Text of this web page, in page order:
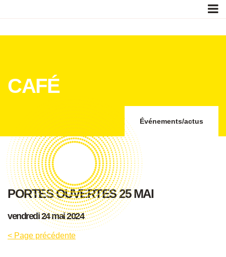
CAFÉ
Événements/actus
PORTES OUVERTES 25 MAI
vendredi 24 mai 2024
< Page précédente